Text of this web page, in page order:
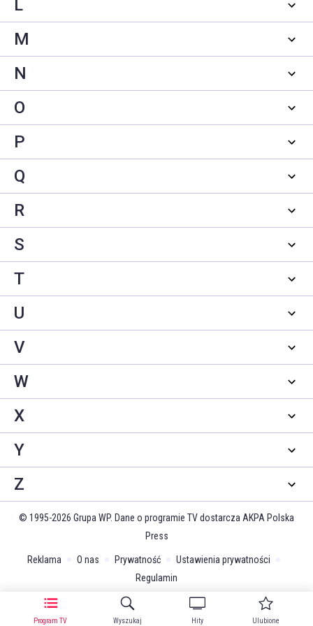
L
M
N
O
P
Q
R
S
T
U
V
W
X
Y
Z
© 1995-2026 Grupa WP. Dane o programie TV dostarcza AKPA Polska
Press
Reklama O nas Prywatność
Ustawienia prywatności
Regulamin
Program TV Wyszukaj Hity Ulubione